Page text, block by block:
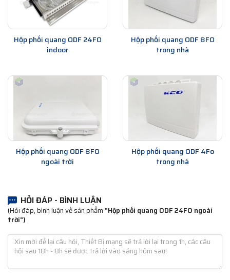
Hộp phối quang ODF 24FO
indoor
Hộp phối quang ODF 8FO
trong nhà
Hộp phối quang ODF 8FO
ngoài trời
Hộp phối quang ODF 4Fo
trong nhà
HỎI ĐÁP - BÌNH LUẬN
(Hỏi đáp, bình luận về sản phẩm "Hộp phối quang ODF 24FO ngoài
trời")